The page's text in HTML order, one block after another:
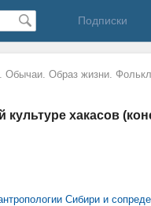
Подписки
Обычаи. Образ жизни.
хакасов
Сибири и